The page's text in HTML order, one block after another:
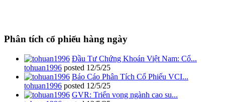
Phân tích cổ phiếu hàng ngày
Đầu Tư Chứng Khoán Việt Nam: Cổ...
tohuan1996 posted 12/5/25
Báo Cáo Phân Tích Cổ Phiếu VCI...
tohuan1996 posted 12/5/25
GVR: Triển vọng ngành cao su...